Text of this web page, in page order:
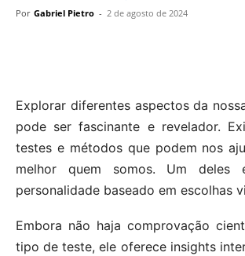
Por Gabriel Pietro - 2 de agosto de 2024
Explorar diferentes aspectos da
pode ser fascinante e revelador.
testes e métodos que podem nos
melhor quem somos. Um
personalidade baseado em escolhas
Embora não haja comprovação
tipo de teste, ele oferece insights